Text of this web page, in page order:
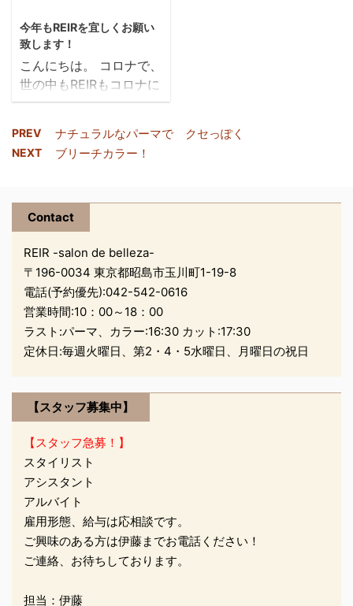
と、春の暖かさ、自然と
心がうかれます
今年もREIRを宜しくお願い
致します！
こんにちは。 コロナで、
世の中もREIRもコロナに
合わせて いろいろと変わ
は、美容室だけでなくい
ろいろな方に便利なマス
スタッフのマスクの着用
や、消毒、換気、など い
ろいろと気を使うことが
多くなってますが… お客
様のマスクについては、
濡れてしまったり… 汚れ
てしまったり… 紐の部分
にトリマーが当たって切
してもひと手間かかった
り… そこで、材料屋さん
からとっても便利なもの
を 紹 ...
PREV ナチュラルなパーマで クセっぽく
NEXT ブリーチカラー！
Contact
REIR -salon de belleza-
〒196-0034 東京都昭島市玉川町1-19-8
電話(予約優先):042-542-0616
営業時間:10：00～18：00
ラスト:パーマ、カラー:16:30 カット:17:30
定休日:毎週火曜日、第2・4・5水曜日、月曜日の祝日
【スタッフ募集中】
【スタッフ急募！】
スタイリスト
アシスタント
アルバイト
雇用形態、給与は応相談です。
ご興味のある方は伊藤までお電話ください！
ご連絡、お待ちしております。
担当：伊藤